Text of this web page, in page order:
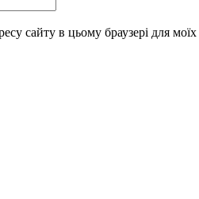
сайту в цьому браузері для